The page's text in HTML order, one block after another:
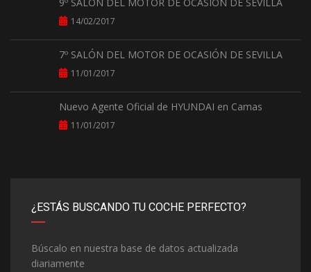
14/02/2017
7º SALÓN DEL MOTOR DE OCASIÓN DE SEVILLA
11/01/2017
Nuevo Agente Oficial de HYUNDAI en Camas
11/01/2017
¿ESTÁS BUSCANDO TU COCHE PERFECTO?
Búscalo en nuestra base de datos actualizada
diariamente